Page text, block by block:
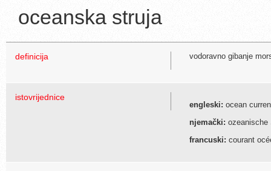
oceanska struja
definicija vodoravno gibanje
istovrijednice
engleski: ocean
njemački: ozeanische
francuski: courant